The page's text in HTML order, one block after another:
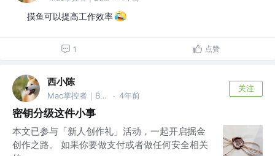
摸鱼可以提高工作效率
1 点赞
西小陈
Mac掌控者｜Bug缔造和毁灭者 @中通科技 · 4年前
关注
密钥分级这件小事
本文已参与「新人创作礼」活动，一起开启掘金
创作之路。 如果你要做支付或者做任何安全相关